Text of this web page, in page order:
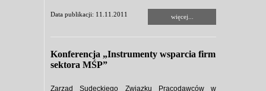
Data publikacji: 11.11.2011 więcej...
Konferencja „Instrumenty wsparcia firm
sektora MŚP”
Zarząd Sudeckiego Związku Pracodawców w